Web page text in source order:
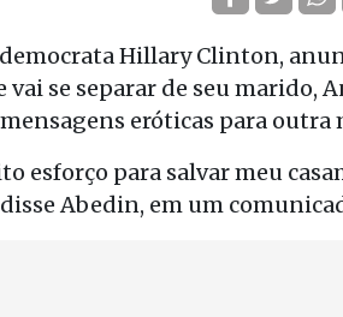
Hillary Clinton,
se separar de seu marido,
eróticas para outra
esforço para salvar meu
Abedin, em um